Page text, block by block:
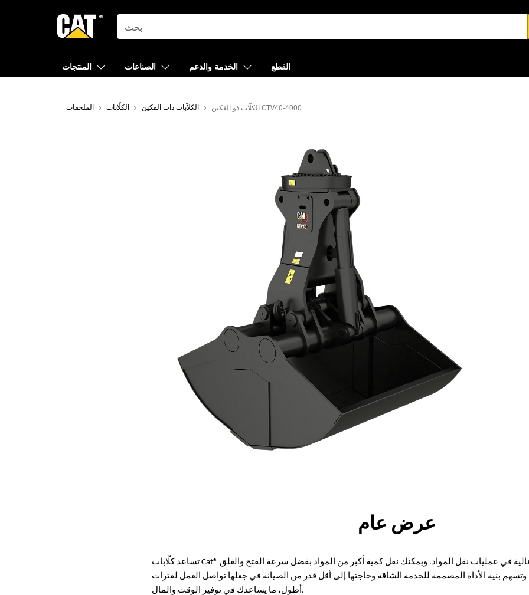
SEARCH
المنتجات الصناعات الخدمة والدعم القطع
الملحقات الكلّابات الكلاّبات ذات الفكين الكلّاب ذو الفكين CTV40-4000
الأدوات
عرض عام
تساعد كلّابات Cat® ذات الفكين في تحقيق إنتاجية عالية في عمليات نقل المواد. ويمكنك نقل كمية أكبر من المواد بفضل سرعة الفتح والغلق
بنية الأداة المصممة للخدمة الشاقة وحاجتها إلى أقل قدر من الصيانة في جعلها تواصل العمل لفترات
أطول، ما يساعدك في توفير الوقت والمال.